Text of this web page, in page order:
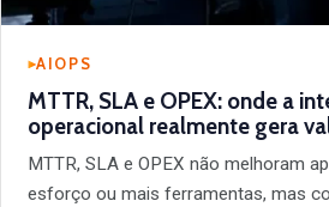
AIOPS
MTTR, SLA e OPEX: onde a
operacional realmente gera
MTTR, SLA e OPEX não melhoram
esforço ou mais ferramentas, mas